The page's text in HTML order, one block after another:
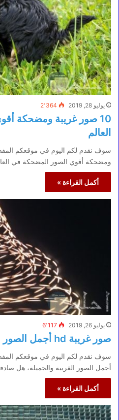
يوليو 28, 2019 2٬364
10 صور غريبة ومضحكة
العالم
سوف نقدم لكم اليوم في موقعكم
ومضحكة أقوي الصور المضحكة في
أكمل القراءة »
يوليو 26, 2019 6٬117
صور غريبة hd أجمل الصور الغريبة والجميلة
أجمل الصور الغريبة والجميلة، هل
أكمل القراءة »